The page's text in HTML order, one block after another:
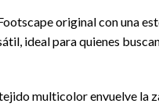
original con una
ideal para quienes
multicolor envuelve la